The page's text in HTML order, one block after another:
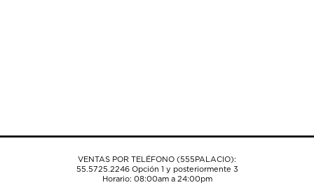
VENTAS POR TELÉFONO (555PALACIO):
55.5725.2246Opción 1 y posteriormente 3
Horario: 08:00am a 24:00pm